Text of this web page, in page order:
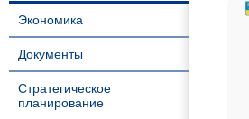
Экономика
Документы
Стратегическое
планирование